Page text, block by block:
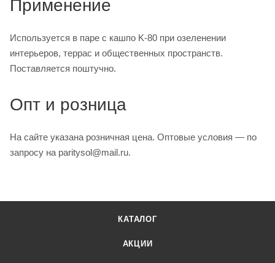
Применение
Используется в паре с кашпо K-80 при озеленении
интерьеров, террас и общественных пространств.
Поставляется поштучно.
Опт и розница
На сайте указана розничная цена. Оптовые условия — по
запросу на paritysol@mail.ru.
КАТАЛОГ
АКЦИИ